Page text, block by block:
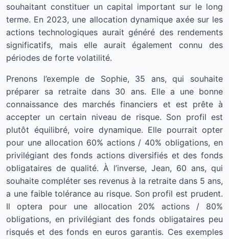
souhaitant constituer un capital important sur le long
terme. En 2023, une allocation dynamique axée sur les
actions technologiques aurait généré des rendements
significatifs, mais elle aurait également connu des
périodes de forte volatilité.
Prenons l’exemple de Sophie, 35 ans, qui souhaite
préparer sa retraite dans 30 ans. Elle a une bonne
connaissance des marchés financiers et est prête à
accepter un certain niveau de risque. Son profil est
plutôt équilibré, voire dynamique. Elle pourrait opter
pour une allocation 60% actions / 40% obligations, en
privilégiant des fonds actions diversifiés et des fonds
obligataires de qualité. À l’inverse, Jean, 60 ans, qui
souhaite compléter ses revenus à la retraite dans 5 ans,
a une faible tolérance au risque. Son profil est prudent.
Il optera pour une allocation 20% actions / 80%
obligations, en privilégiant des fonds obligataires peu
risqués et des fonds en euros garantis. Ces exemples